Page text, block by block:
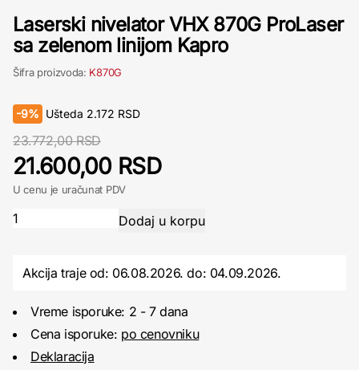
Laserski nivelator VHX 870G ProLaser
sa zelenom linijom Kapro
Šifra proizvoda: K870G
-9% Ušteda 2.172 RSD
23.772,00 RSD
21.600,00 RSD
U cenu je uračunat PDV
Akcija traje od: 06.08.2026.do: 04.09.2026.
Vreme isporuke: 2 - 7 dana
Cena isporuke: po cenovniku
Deklaracija